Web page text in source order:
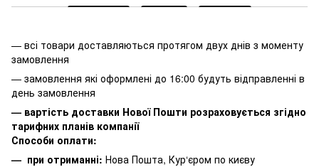
— всі товари доставляються протягом двух днів з моменту
замовлення
— замовлення які оформлені до 16:00 будуть відправленні в
день замовлення
— вартість доставки Нової Пошти розраховується згідно
тарифних планів компанії
Способи оплати:
— при отриманні: Нова Пошта, Кур‘єром по києву